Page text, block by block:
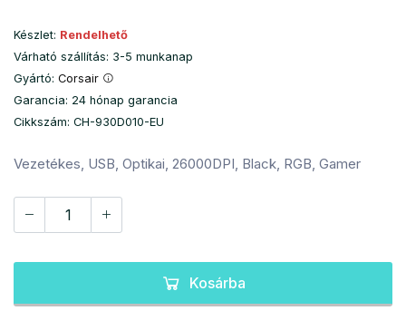
Készlet: Rendelhető
Várható szállítás: 3-5 munkanap
Gyártó: Corsair
Garancia: 24 hónap garancia
Cikkszám: CH-930D010-EU
Vezetékes, USB, Optikai, 26000DPI, Black, RGB, Gamer
Kosárba